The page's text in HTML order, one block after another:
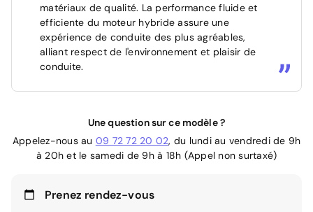
matériaux de qualité. La performance fluide et
efficiente du moteur hybride assure une
expérience de conduite des plus agréables,
alliant respect de l'environnement et plaisir de
conduite.
Une question sur ce modèle ?
Appelez-nous au 09 72 72 20 02, du lundi au vendredi de 9h
à 20h et le samedi de 9h à 18h (Appel non surtaxé)
Prenez rendez-vous